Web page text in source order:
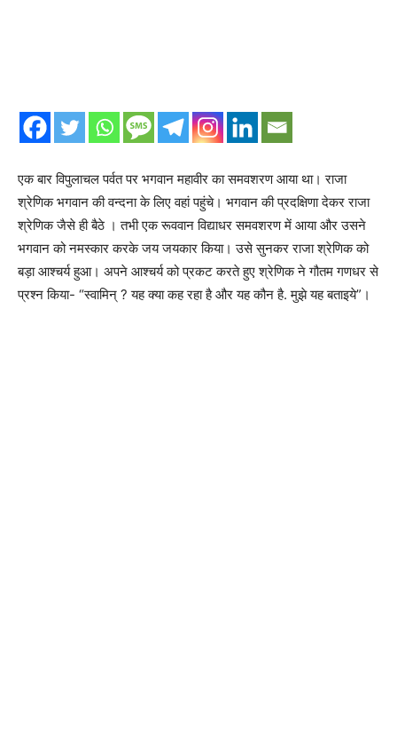
एक बार विपुलाचल पर्वत पर भगवान महावीर का समवशरण आया था। राजा
श्रेणिक भगवान की वन्दना के लिए वहां पहुंचे। भगवान की प्रदक्षिणा देकर राजा
श्रेणिक जैसे ही बैठे । तभी एक रूववान विद्याधर समवशरण में आया और उसने
भगवान को नमस्कार करके जय जयकार किया। उसे सुनकर राजा श्रेणिक को
बड़ा आश्चर्य हुआ। अपने आश्चर्य को प्रकट करते हुए श्रेणिक ने गौतम गणधर से
प्रश्न किया- “स्वामिन् ? यह क्या कह रहा है और यह कौन है. मुझे यह बताइये”।